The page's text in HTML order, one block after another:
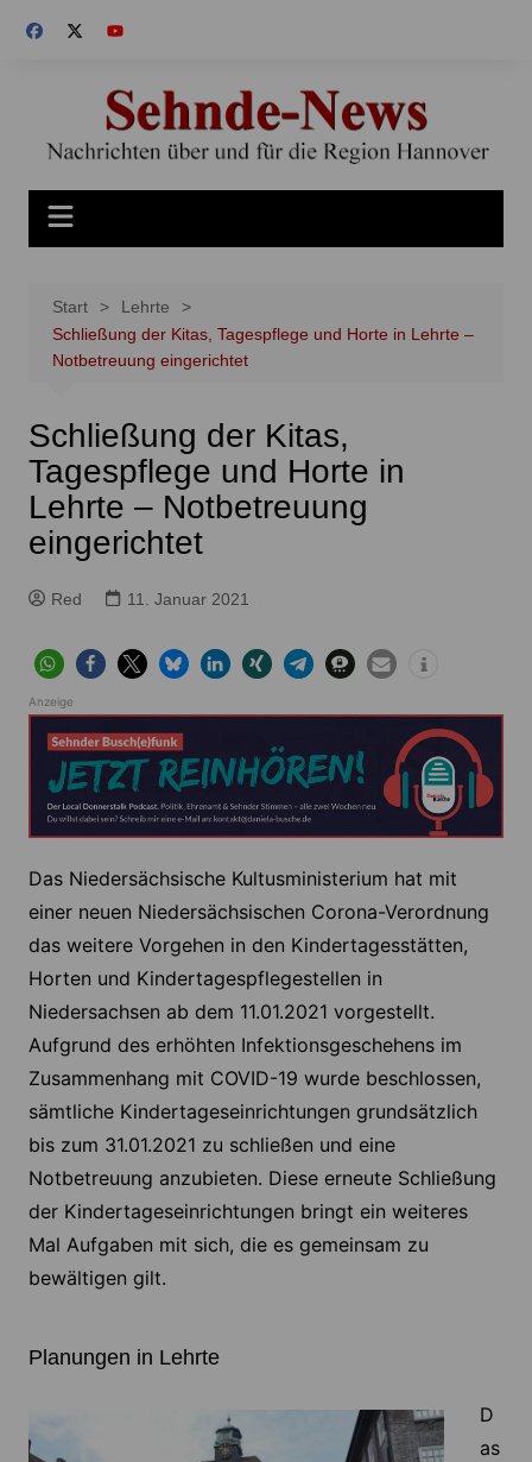
Inhalt
Start
Lehrte
Schließung der Kitas, Tagespflege und Horte in Lehrte –
Notbetreuung eingerichtet
Schließung der Kitas,
Tagespflege und Horte in
Lehrte – Notbetreuung
eingerichtet
Red 11. Januar 2021
Anzeige
Das Niedersächsische Kultusministerium hat mit
einer neuen Niedersächsischen Corona-Verordnung
das weitere Vorgehen in den Kindertagesstätten,
Horten und Kindertagespflegestellen in
Niedersachsen ab dem 11.01.2021 vorgestellt.
Aufgrund des erhöhten Infektionsgeschehens im
Zusammenhang mit COVID-19 wurde beschlossen,
sämtliche Kindertageseinrichtungen grundsätzlich
bis zum 31.01.2021 zu schließen und eine
Notbetreuung anzubieten. Diese erneute Schließung
der Kindertageseinrichtungen bringt ein weiteres
Mal Aufgaben mit sich, die es gemeinsam zu
bewältigen gilt.
Planungen in Lehrte
D
as